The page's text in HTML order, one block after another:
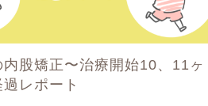
股矯正〜治療開始10、11ヶ
レポート